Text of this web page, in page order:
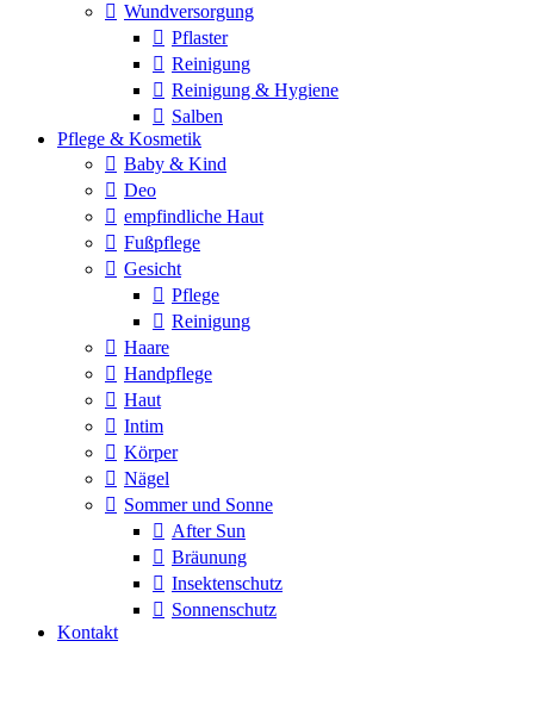
Wundversorgung
Pflaster
Reinigung
Reinigung & Hygiene
Salben
Pflege & Kosmetik
Baby & Kind
Deo
empfindliche Haut
Fußpflege
Gesicht
Pflege
Reinigung
Haare
Handpflege
Haut
Intim
Körper
Nägel
Sommer und Sonne
After Sun
Bräunung
Insektenschutz
Sonnenschutz
Kontakt